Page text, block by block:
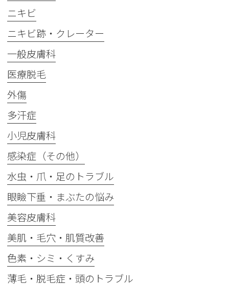
ニキビ
ニキビ跡・クレーター
一般皮膚科
医療脱毛
外傷
多汗症
小児皮膚科
感染症（その他）
水虫・爪・足のトラブル
眼瞼下垂・まぶたの悩み
美容皮膚科
美肌・毛穴・肌質改善
色素・シミ・くすみ
薄毛・脱毛症・頭のトラブル